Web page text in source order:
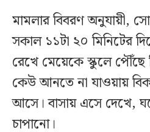
মামলার বিবরণ অনুযায়ী,
সকাল ১১টা ২০ মিনিটের
রেখে মেয়েকে স্কুলে পৌঁছে
কেউ আনতে না যাওয়ায়
আসে। বাসায় এসে দেখে,
চাপানো।